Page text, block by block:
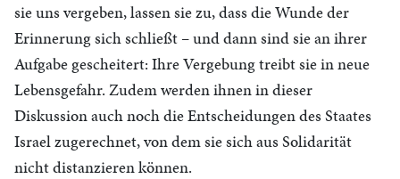
sie uns vergeben, lassen sie zu, dass die Wunde der
Erinnerung sich schließt – und dann sind sie an ihrer
Aufgabe gescheitert: Ihre Vergebung treibt sie in neue
Lebensgefahr. Zudem werden ihnen in dieser
Diskussion auch noch die Entscheidungen des Staates
Israel zugerechnet, von dem sie sich aus Solidarität
nicht distanzieren können.